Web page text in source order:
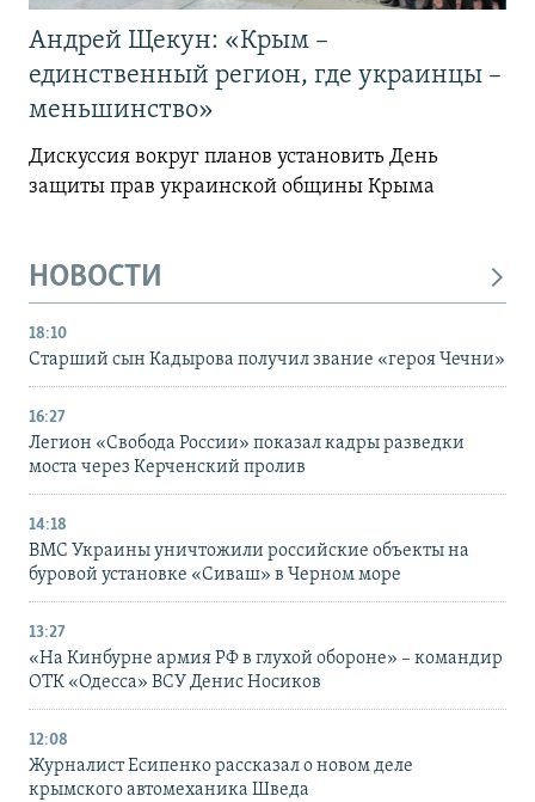
Андрей Щекун: «Крым –
единственный регион, где украинцы –
меньшинство»
Дискуссия вокруг планов установить День
защиты прав украинской общины Крыма
НОВОСТИ
18:10
Старший сын Кадырова получил звание «героя Чечни»
16:27
Легион «Свобода России» показал кадры разведки
моста через Керченский пролив
14:18
ВМС Украины уничтожили российские объекты на
буровой установке «Сиваш» в Черном море
13:27
«На Кинбурне армия РФ в глухой обороне» – командир
ОТК «Одесса» ВСУ Денис Носиков
12:08
Журналист Есипенко рассказал о новом деле
крымского автомеханика Шведа